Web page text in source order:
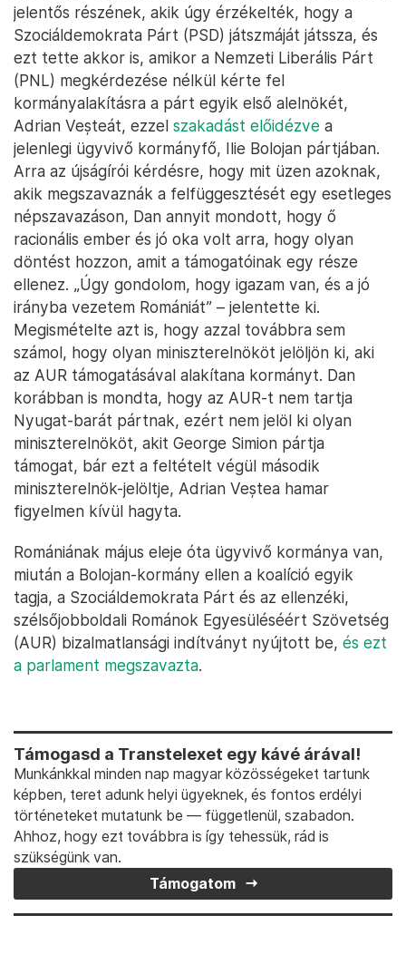
jelentős részének, akik úgy érzékelték, hogy a
Szociáldemokrata Párt (PSD) játszmáját játssza, és
ezt tette akkor is, amikor a Nemzeti Liberális Párt
(PNL) megkérdezése nélkül kérte fel
kormányalakításra a párt egyik első alelnökét,
Adrian Veșteát, ezzel szakadást előidézve a
jelenlegi ügyvivő kormányfő, Ilie Bolojan pártjában.
Arra az újságírói kérdésre, hogy mit üzen azoknak,
akik megszavaznák a felfüggesztését egy esetleges
népszavazáson, Dan annyit mondott, hogy ő
racionális ember és jó oka volt arra, hogy olyan
döntést hozzon, amit a támogatóinak egy része
ellenez. „Úgy gondolom, hogy igazam van, és a jó
irányba vezetem Romániát” – jelentette ki.
Megismételte azt is, hogy azzal továbbra sem
számol, hogy olyan miniszterelnököt jelöljön ki, aki
az AUR támogatásával alakítana kormányt. Dan
korábban is mondta, hogy az AUR-t nem tartja
Nyugat-barát pártnak, ezért nem jelöl ki olyan
miniszterelnököt, akit George Simion pártja
támogat, bár ezt a feltételt végül második
miniszterelnök-jelöltje, Adrian Veștea hamar
figyelmen kívül hagyta.
Romániának május eleje óta ügyvivő kormánya van,
miután a Bolojan-kormány ellen a koalíció egyik
tagja, a Szociáldemokrata Párt és az ellenzéki,
szélsőjobboldali Románok Egyesüléséért Szövetség
(AUR) bizalmatlansági indítványt nyújtott be, és ezt
a parlament megszavazta.
Támogasd a Transtelexet egy kávé árával!
Munkánkkal minden nap magyar közösségeket tartunk
képben, teret adunk helyi ügyeknek, és fontos erdélyi
történeteket mutatunk be — függetlenül, szabadon.
Ahhoz, hogy ezt továbbra is így tehessük, rád is
szükségünk van.
Támogatom